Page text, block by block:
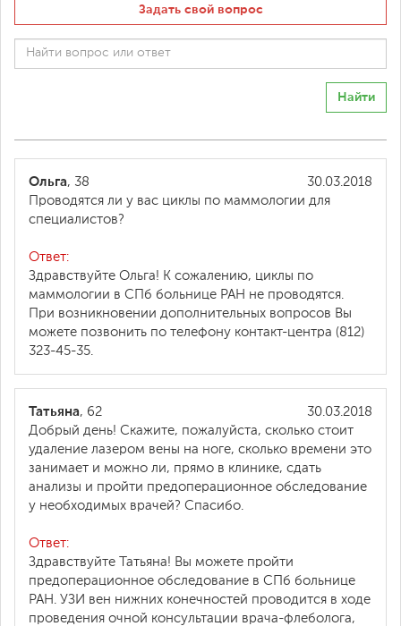
Задать свой вопрос
Найти
30.03.2018
Ольга, 38
Проводятся ли у вас циклы по маммологии для
специалистов?
Ответ:
Здравствуйте Ольга! К сожалению, циклы по
маммологии в СПб больнице РАН не проводятся.
При возникновении дополнительных вопросов Вы
можете позвонить по телефону контакт-центра (812)
323-45-35.
30.03.2018
Татьяна, 62
Добрый день! Скажите, пожалуйста, сколько стоит
удаление лазером вены на ноге, сколько времени это
занимает и можно ли, прямо в клинике, сдать
анализы и пройти предоперационное обследование
у необходимых врачей? Спасибо.
Ответ:
Здравствуйте Татьяна! Вы можете пройти
предоперационное обследование в СПб больнице
РАН. УЗИ вен нижних конечностей проводится в ходе
проведения очной консультации врача-флеболога,